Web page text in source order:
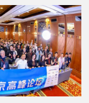
上届增长 10%。